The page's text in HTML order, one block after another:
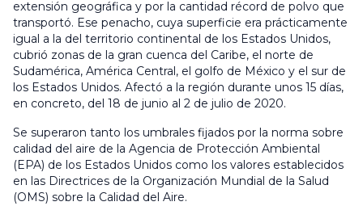
extensión geográfica y por la cantidad récord de polvo que
transportó. Ese penacho, cuya superficie era prácticamente
igual a la del territorio continental de los Estados Unidos,
cubrió zonas de la gran cuenca del Caribe, el norte de
Sudamérica, América Central, el golfo de México y el sur de
los Estados Unidos. Afectó a la región durante unos 15 días,
en concreto, del 18 de junio al 2 de julio de 2020.
Se superaron tanto los umbrales fijados por la norma sobre
calidad del aire de la Agencia de Protección Ambiental
(EPA) de los Estados Unidos como los valores establecidos
en las Directrices de la Organización Mundial de la Salud
(OMS) sobre la Calidad del Aire.